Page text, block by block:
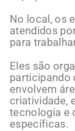
No local, os
atendidos
para
Eles são
participando
envolvem
criatividade,
tecnologia e
específicas.